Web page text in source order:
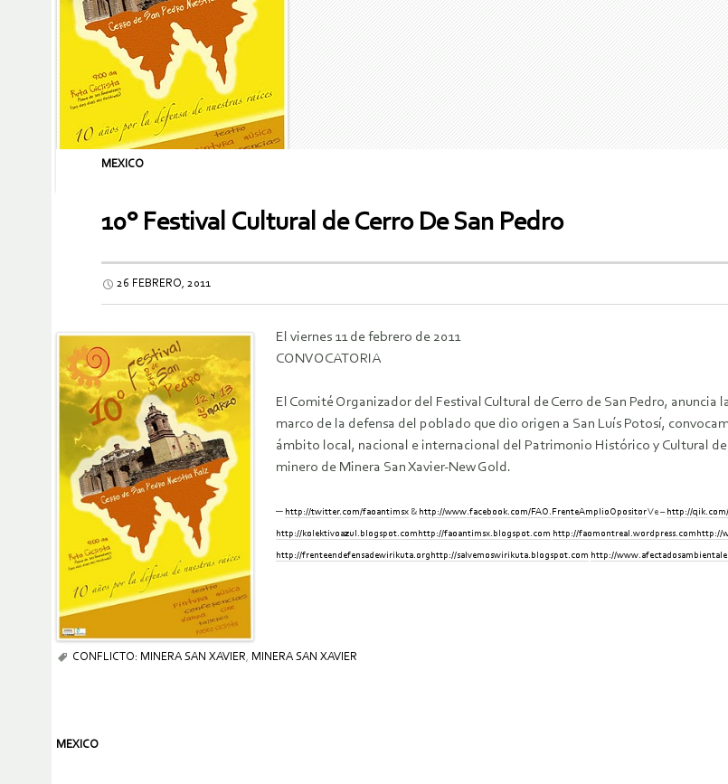
MEXICO
10° Festival Cultural de Cerro De San Pedro
26 FEBRERO, 2011
El viernes 11 de febrero de 2011
CONVOCATORIA
El Comité Organizador del Festival Cultural de Cerro de San Pedro, anuncia
marco de la defensa del poblado que dio origen a San Luís Potosí,
ámbito local, nacional e internacional del Patrimonio Histórico y Cultural
minero de Minera San Xavier-New Gold.
– http://twitter.com/faoantimsx & http://www.facebook.com/FAO.FrenteAmplioOpositorVe –http://
http://kolektivoazul.blogspot.comhttp://faoantimsx.blogspot.com http://faomontreal.wordpress.comhttp://
http://frenteendefensadewirikuta.orghttp://salvemoswirikuta.blogspot.com http://
CONFLICTO: MINERA SAN XAVIER, MINERA SAN XAVIER
MEXICO